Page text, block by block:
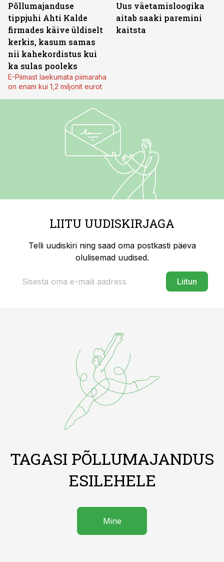
Põllumajanduse
tippjuhi Ahti Kalde
firmades käive üldiselt
kerkis, kasum samas
nii kahekordistus kui
ka sulas pooleks
E-Piimast laekumata piimaraha
on enam kui 1,2 miljonit eurot
Uus väetamisloogika
aitab saaki paremini
kaitsta
LIITU UUDISKIRJAGA
Telli uudiskiri ning saad oma postkasti päeva
olulisemad uudised.
Liitun
TAGASI PÕLLUMAJANDUS
ESILEHELE
Mine